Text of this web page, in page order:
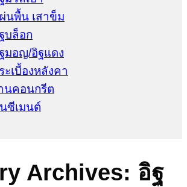
นพื้น เสาข็ม
บล็อก
มอญ/อิฐแดง
ะเบื้องหลังคา
นคอนกรีต
ซีเมนต์
Archives: อิฐ